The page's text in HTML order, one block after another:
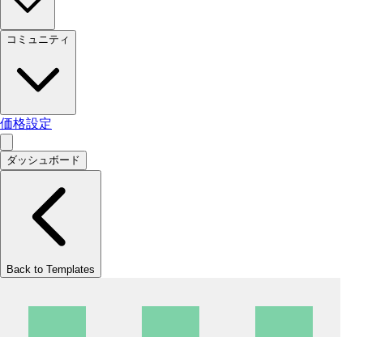
コミュニティ
価格設定
ダッシュボード
Back to Templates